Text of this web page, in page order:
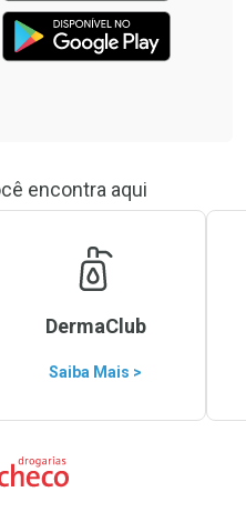
encontra aqui
DermaClub
Saiba Mais >